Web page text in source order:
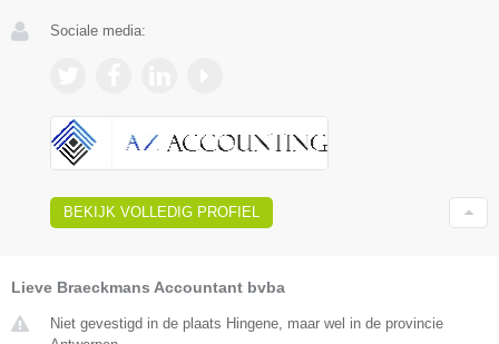
Sociale media:
BEKIJK VOLLEDIG PROFIEL
Lieve Braeckmans Accountant bvba
Niet gevestigd in de plaats Hingene, maar wel in de provincie